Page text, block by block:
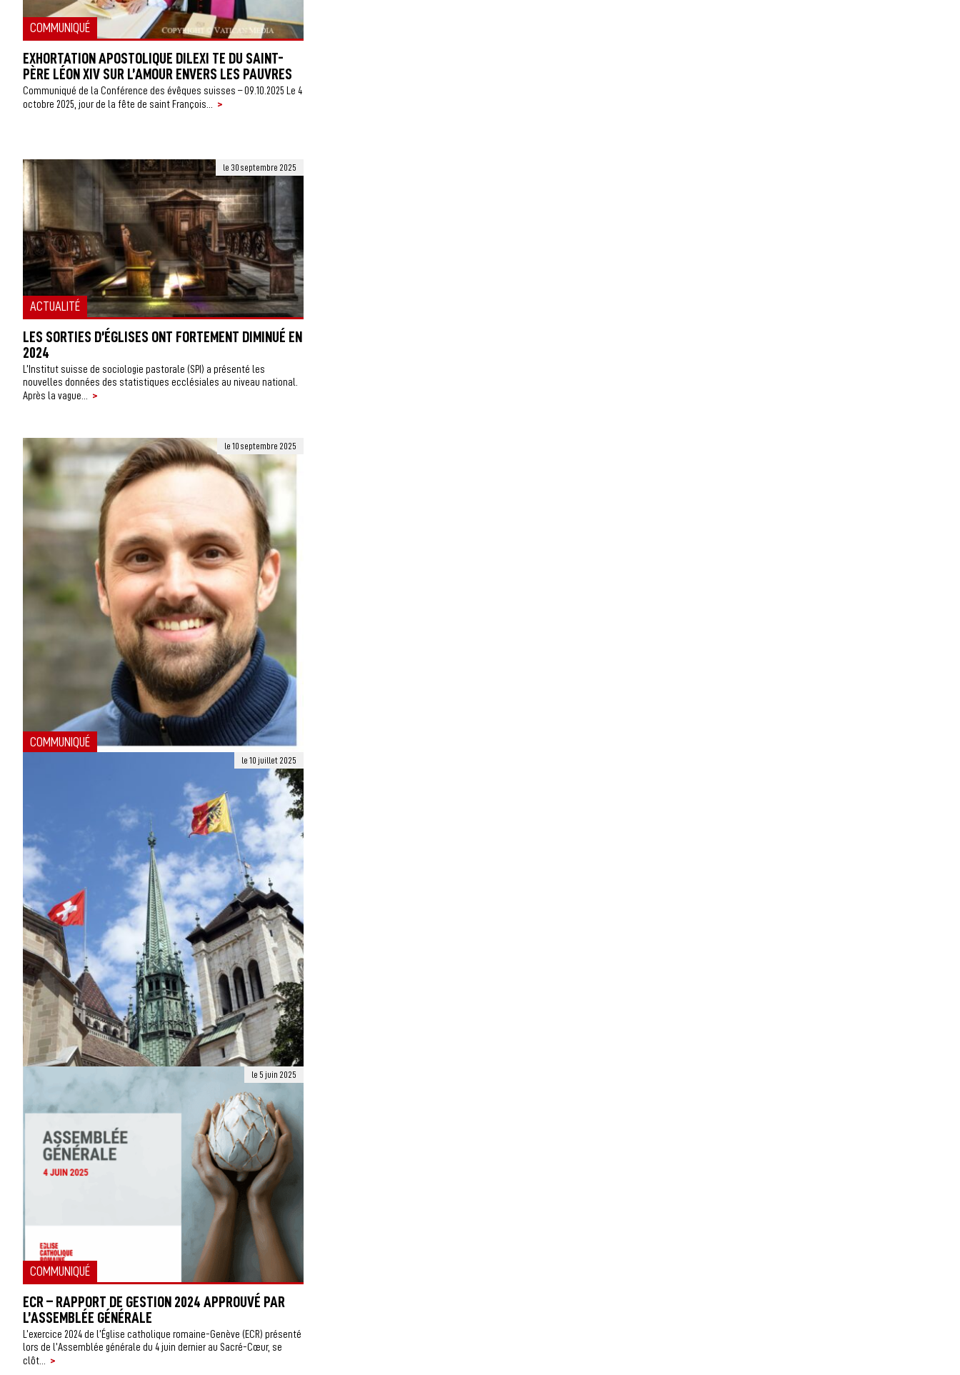
COMMUNIQUÉ
EXHORTATION APOSTOLIQUE DILEXI TE DU SAINT-
PÈRE LÉON XIV SUR L’AMOUR ENVERS LES PAUVRES
Communiqué de la Conférence des évêques suisses – 09.10.2025 Le 4
octobre 2025, jour de la fête de saint François...
>
ACTUALITÉ
le 30 septembre 2025
LES SORTIES D’ÉGLISES ONT FORTEMENT DIMINUÉ EN
2024
L’Institut suisse de sociologie pastorale (SPI) a présenté les
nouvelles données des statistiques ecclésiales au niveau national.
Après la vague...
>
COMMUNIQUÉ
le 10 septembre 2025
ROBERTO DE COL, NOUVEAU REPRÉSENTANT DE
Mgr Charles Morerod, évêque de Lausanne, Genève et Fribourg a
nommé M. Roberto de Col représentant de l’évêque pour l’écologie, à
la...
COMMUNIQUÉ
le 10 juillet 2025
CÉLÉBRATION ŒCUMÉNIQUE DU 1ER AOÛT 2025
Une célébration œcuménique réunissant les Églises protestante et
catholique romaine de Genève aura lieu en la cathédrale Saint-Pierre,
COMMUNIQUÉ
le 5 juin 2025
ECR – RAPPORT DE GESTION 2024 APPROUVÉ PAR
L’ASSEMBLÉE GÉNÉRALE
L’exercice 2024 de l’Église catholique romaine-Genève (ECR) présenté
lors de l’Assemblée générale du 4 juin dernier au Sacré-Cœur, se
clôt...
>